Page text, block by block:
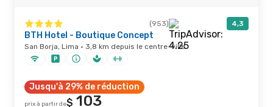
(953) 4,3
BTH Hotel - Boutique Concept
San Borja, Lima · 3,8 km depuis le centre-ville
Jusqu'à 29% de réduction
prix à partir de$ 103